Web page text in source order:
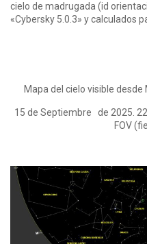
cielo de madrugada (id
«Cybersky 5.0.3» y calculados
Mapa del cielo visible
15 de Septiembre de 2025.
FOV